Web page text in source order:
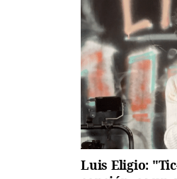
Luis Eligio: